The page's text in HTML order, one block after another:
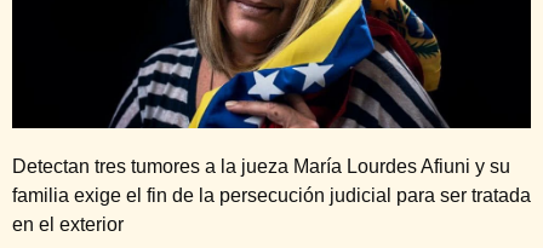
Detectan tres tumores a la jueza María Lourdes Afiuni y su
familia exige el fin de la persecución judicial para ser tratada
en el exterior